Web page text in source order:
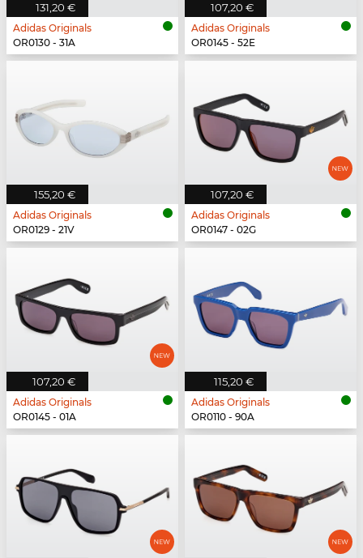
131,20 €
Adidas Originals
OR0130 - 31A
107,20 €
Adidas Originals
OR0145 - 52E
155,20 €
Adidas Originals
OR0129 - 21V
107,20 €
Adidas Originals
OR0147 - 02G
107,20 €
Adidas Originals
OR0145 - 01A
115,20 €
Adidas Originals
OR0110 - 90A